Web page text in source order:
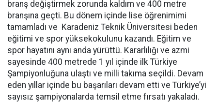
branş değiştirmek zorunda kaldım ve 400 metre
branşına geçti. Bu dönem içinde lise öğrenimimi
tamamladı ve Karadeniz Teknik Üniversitesi beden
eğitimi ve spor yüksekokulunu kazandı. Eğitim ve
spor hayatını aynı anda yürüttü. Kararlılığı ve azmi
sayesinde 400 metrede 1 yıl içinde ilk Türkiye
Şampiyonluğuna ulaştı ve milli takıma seçildi. Devam
eden yıllar içinde bu başarıları devam etti ve Türkiye’yi
sayısız şampiyonalarda temsil etme fırsatı yakaladı.